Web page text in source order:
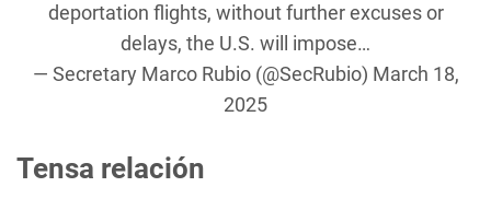
deportation flights, without further excuses or
delays, the U.S. will impose…
— Secretary Marco Rubio (@SecRubio) March 18,
2025
Tensa relación